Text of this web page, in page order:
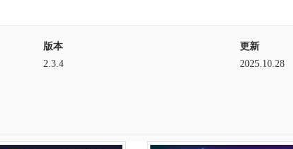
版本
2.3.4
更新
2025.10.28